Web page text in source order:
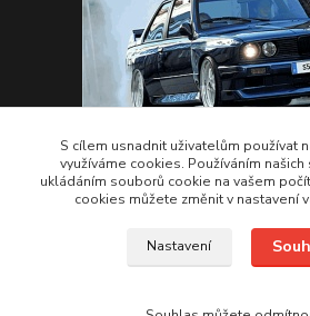
VSTUPTE Koni
by 2Racing.cz 2012-
S cílem usnadnit uživatelům používat
využíváme cookies. Používáním
ukládáním souborů cookie na vašem
cookies můžete změnit v nastavení
Nastavení